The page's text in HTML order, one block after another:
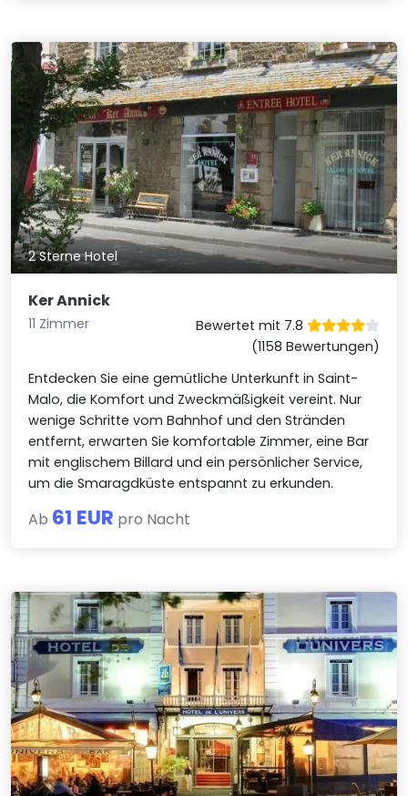
2 Sterne Hotel
Ker Annick
11 Zimmer
Bewertet mit 7.8
(1158 Bewertungen)
Entdecken Sie eine gemütliche Unterkunft in Saint-
Malo, die Komfort und Zweckmäßigkeit vereint. Nur
wenige Schritte vom Bahnhof und den Stränden
entfernt, erwarten Sie komfortable Zimmer, eine Bar
mit englischem Billard und ein persönlicher Service,
um die Smaragdküste entspannt zu erkunden.
Ab 61 EUR pro Nacht